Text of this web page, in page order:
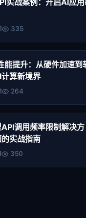
实战案例：开启AI应
335
能提升：从硬件加速到
算新境界
264
调用频率限制解决方
实战指南
350